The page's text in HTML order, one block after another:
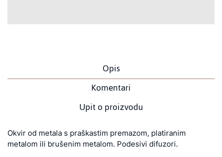
Opis
Komentari
Upit o proizvodu
Okvir od metala s praškastim premazom, platiranim
metalom ili brušenim metalom. Podesivi difuzori.